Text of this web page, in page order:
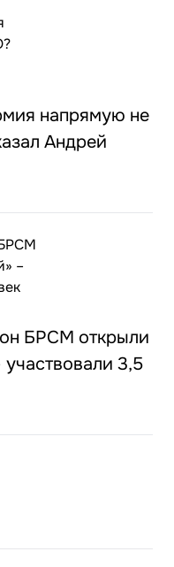
напрямую не
Андрей
БРСМ открыли
3,5